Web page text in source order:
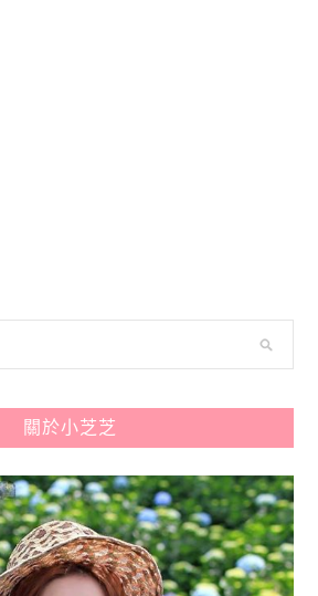
關於小芝芝